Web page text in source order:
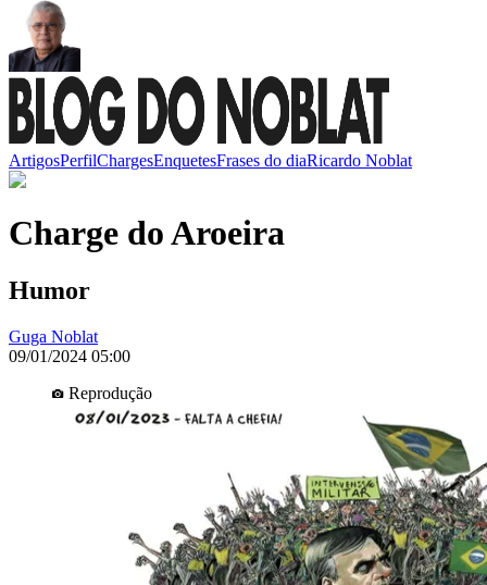
ArtigosPerfilChargesEnquetesFrases do diaRicardo Noblat
Charge do Aroeira
Humor
Guga Noblat
09/01/2024 05:00
Reprodução